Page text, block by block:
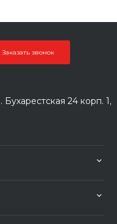
Заказать звонок
24 корп. 1,